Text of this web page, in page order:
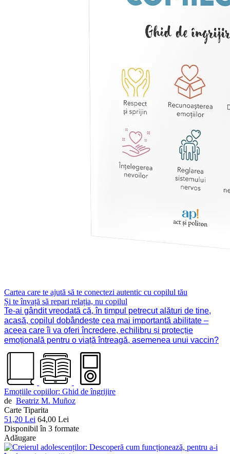
Cartea care te ajută să te conectezi autentic cu copilul tău
Și te învață să repari relația, nu copilul
Te-ai gândit vreodată că, în timpul petrecut alături de tine,
acasă, copilul dobândește cea mai importantă abilitate –
aceea care îi va oferi încredere, echilibru și protecție
emoțională pentru o viață întreagă, asemenea unui vaccin?
Emoțiile copiilor: Ghid de îngrijire
de Beatriz M. Muñoz
Carte Tiparita
51,20 Lei 64,00 Lei
Disponibil în 3 formate
Adăugare